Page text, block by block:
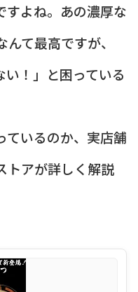
すよね。あの濃厚な
て最高ですが、
い！」と困っている
ているのか、実店舗
トアが詳しく解説